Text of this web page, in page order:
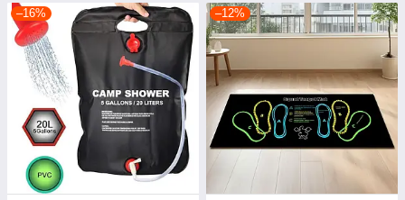
–16% –12%